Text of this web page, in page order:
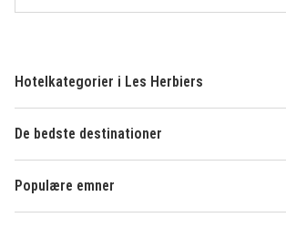
Hotelkategorier i Les Herbiers
De bedste destinationer
Populære emner